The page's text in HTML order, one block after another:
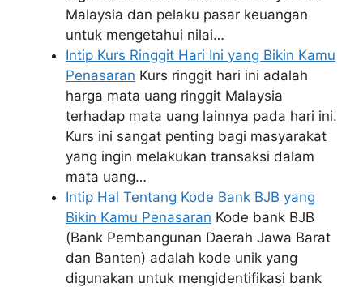
Malaysia dan pelaku pasar keuangan
untuk mengetahui nilai…
Intip Kurs Ringgit Hari Ini yang Bikin Kamu
Penasaran Kurs ringgit hari ini adalah
harga mata uang ringgit Malaysia
terhadap mata uang lainnya pada hari ini.
Kurs ini sangat penting bagi masyarakat
yang ingin melakukan transaksi dalam
mata uang…
Intip Hal Tentang Kode Bank BJB yang
Bikin Kamu Penasaran Kode bank BJB
(Bank Pembangunan Daerah Jawa Barat
dan Banten) adalah kode unik yang
digunakan untuk mengidentifikasi bank